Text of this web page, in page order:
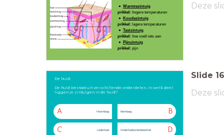
Warmtezintuig
prikkel: hogere temperaturen
Koudezintuig
prikkel: lagere temperaturen
Tastzintuig
prikkel: hoe voelt iets aan
Pijnzintuig
prikkel: pijn
Deze
De huid:
De huid bestaat uit verschillende onderdelen. In welk deel
liggen je zintuigen in de huid?
A Hoornlaag B
Kiemlaag
C Lederhuid D
Onderhuidse bindweefsel
Slide 16
Deze